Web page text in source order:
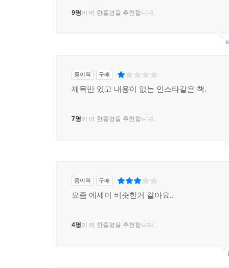
9명이 이 한줄평을 추천합니다.
종이책 구매
제목만 있고 내용이 없는 인스타같은 책.
7명이 이 한줄평을 추천합니다.
종이책 구매
요즘 에세이 비슷한거 같아요..
4명이 이 한줄평을 추천합니다.